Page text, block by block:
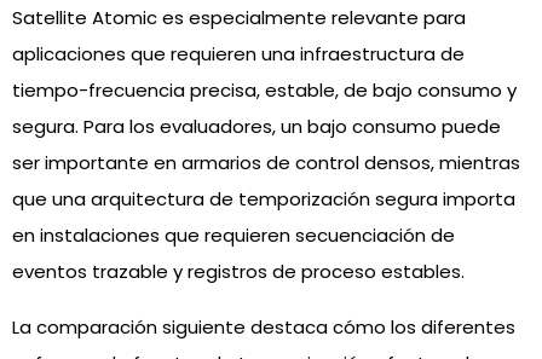
Satellite Atomic es especialmente relevante para
aplicaciones que requieren una infraestructura de
tiempo-frecuencia precisa, estable, de bajo consumo y
segura. Para los evaluadores, un bajo consumo puede
ser importante en armarios de control densos, mientras
que una arquitectura de temporización segura importa
en instalaciones que requieren secuenciación de
eventos trazable y registros de proceso estables.
La comparación siguiente destaca cómo los diferentes